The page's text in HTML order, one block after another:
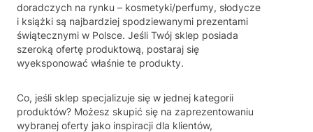
doradczych na rynku – kosmetyki/perfumy, słodycze
i książki są najbardziej spodziewanymi prezentami
świątecznymi w Polsce. Jeśli Twój sklep posiada
szeroką ofertę produktową, postaraj się
wyeksponować właśnie te produkty.
Co, jeśli sklep specjalizuje się w jednej kategorii
produktów? Możesz skupić się na zaprezentowaniu
wybranej oferty jako inspiracji dla klientów,